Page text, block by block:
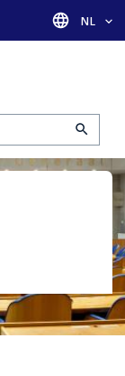
Taal
NL